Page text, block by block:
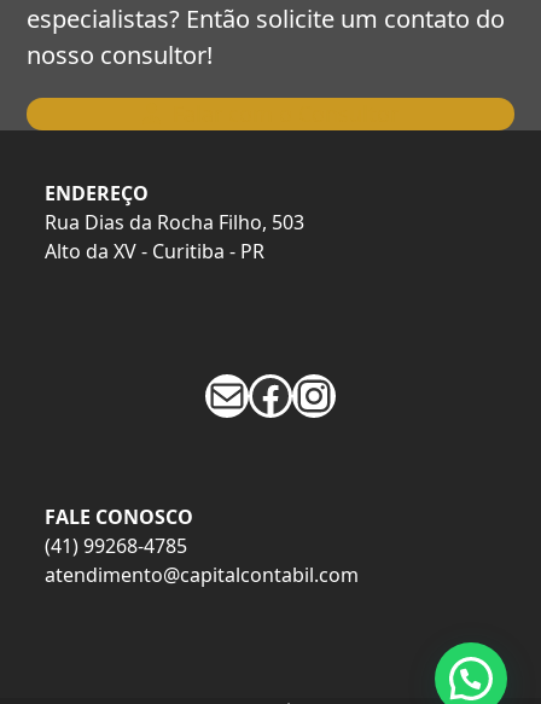
especialistas? Então solicite um contato do
nosso consultor!
ENDEREÇO
Rua Dias da Rocha Filho, 503
Alto da XV - Curitiba - PR
E-mail Facebook Instagram
FALE CONOSCO
(41) 99268-4785
atendimento@capitalcontabil.com